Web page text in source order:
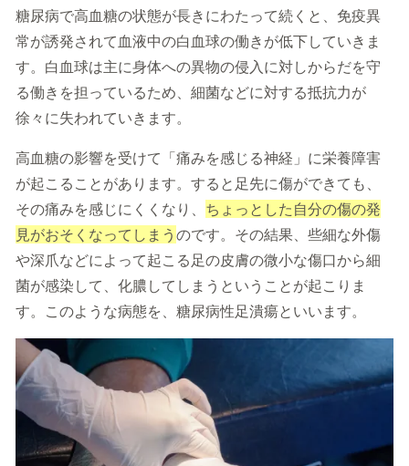
糖尿病で高血糖の状態が長きにわたって続くと、免疫異
常が誘発されて血液中の白血球の働きが低下していきま
す。白血球は主に身体への異物の侵入に対しからだを守
る働きを担っているため、細菌などに対する抵抗力が
徐々に失われていきます。
高血糖の影響を受けて「痛みを感じる神経」に栄養障害
が起こることがあります。すると足先に傷ができても、
その痛みを感じにくくなり、 ちょっとした自分の傷の発
見がおそくなってしまう のです。その結果、些細な外傷
や深爪などによって起こる足の皮膚の微小な傷口から細
菌が感染して、化膿してしまうということが起こりま
す。このような病態を、糖尿病性足潰瘍といいます。